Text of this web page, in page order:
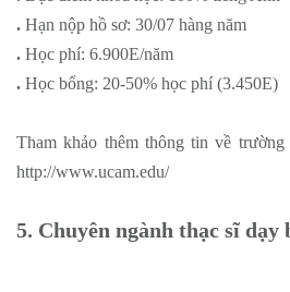
. Hạn nộp hồ sơ: 30/07 hàng năm
. Học phí: 6.900E/năm
. Học bổng: 20-50% học phí (3.450E)
Tham khảo thêm thông tin về
http://www.ucam.edu/
5. Chuyên ngành thạc sĩ dạy